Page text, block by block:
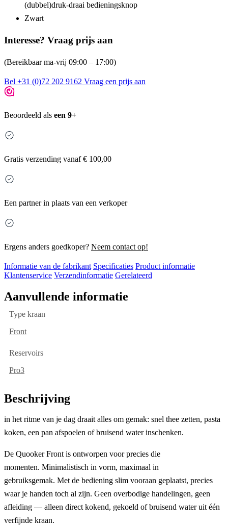
(dubbel)druk-draai bedieningsknop
Zwart
Interesse? Vraag prijs aan
(Bereikbaar ma-vrij 09:00 – 17:00)
Bel +31 (0)72 202 9162 Vraag een prijs aan
Beoordeeld als een 9+
Gratis verzending vanaf € 100,00
Een partner in plaats van een verkoper
Ergens anders goedkoper? Neem contact op!
Informatie van de fabrikant Specificaties Product informatie
Klantenservice Verzendinformatie Gerelateerd
Aanvullende informatie
Type kraan
Front
Reservoirs
Pro3
Beschrijving
in het ritme van je dag draait alles om gemak: snel thee zetten, pasta
koken, een pan afspoelen of bruisend water inschenken.
De Quooker Front is ontworpen voor precies die
momenten. Minimalistisch in vorm, maximaal in
gebruiksgemak. Met de bediening slim vooraan geplaatst, precies
waar je handen toch al zijn. Geen overbodige handelingen, geen
afleiding — alleen direct kokend, gekoeld of bruisend water uit één
verfijnde kraan.